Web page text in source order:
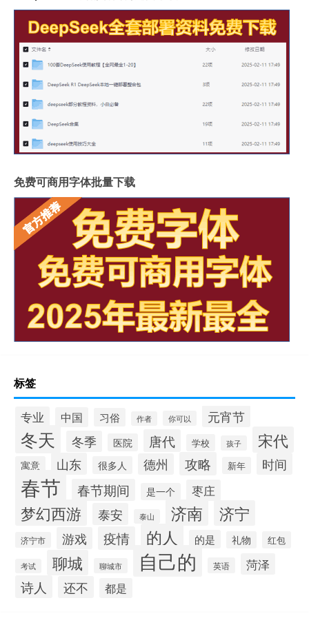
免费可商用字体批量下载
标签
专业 中国 习俗 作者 你可以 元宵节
冬天 冬季 医院 唐代 学校 孩子 宋代
寓意 山东 很多人 德州 攻略 新年 时间
春节 春节期间 是一个 枣庄
梦幻西游 泰安 泰山 济南 济宁
济宁市 游戏 疫情 的人 的是 礼物 红包
考试 聊城 聊城市 自己的 英语 菏泽
诗人 还不 都是